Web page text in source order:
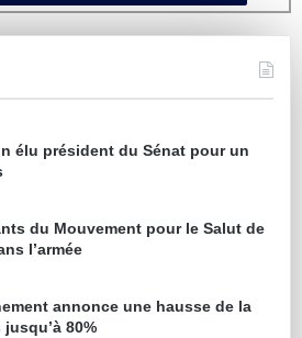
élu président du Sénat pour un
du Mouvement pour le Salut de
l’armée
annonce une hausse de la
80%